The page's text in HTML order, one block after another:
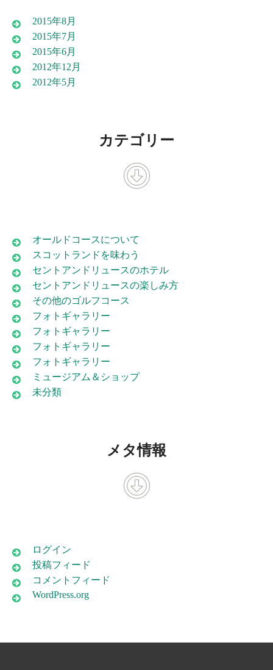
2015年8月
2015年7月
2015年6月
2012年12月
2012年5月
カテゴリー
オールドコースについて
スコットランドを味わう
セントアンドリュースのホテル
セントアンドリュースの楽しみ方
その他のゴルフコース
フォトギャラリー
フォトギャラリー
フォトギャラリー
フォトギャラリー
ミュージアム＆ショップ
未分類
メタ情報
ログイン
投稿フィード
コメントフィード
WordPress.org